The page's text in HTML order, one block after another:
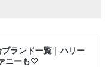
ランド一覧｜ハリー
ニーも♡